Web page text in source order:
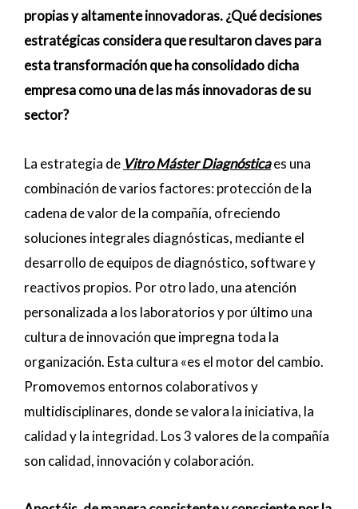
propias y altamente innovadoras. ¿Qué decisiones
estratégicas considera que resultaron claves para
esta transformación que ha consolidado dicha
empresa como una de las más innovadoras de su
sector?
La estrategia de Vitro Máster Diagnósticaes una
combinación de varios factores: protección de la
cadena de valor de la compañía, ofreciendo
soluciones integrales diagnósticas, mediante el
desarrollo de equipos de diagnóstico, software y
reactivos propios. Por otro lado, una atención
personalizada a los laboratorios y por último una
cultura de innovación que impregna toda la
organización. Esta cultura «es el motor del cambio.
Promovemos entornos colaborativos y
multidisciplinares, donde se valora la iniciativa, la
calidad y la integridad. Los 3 valores de la compañía
son calidad, innovación y colaboración.